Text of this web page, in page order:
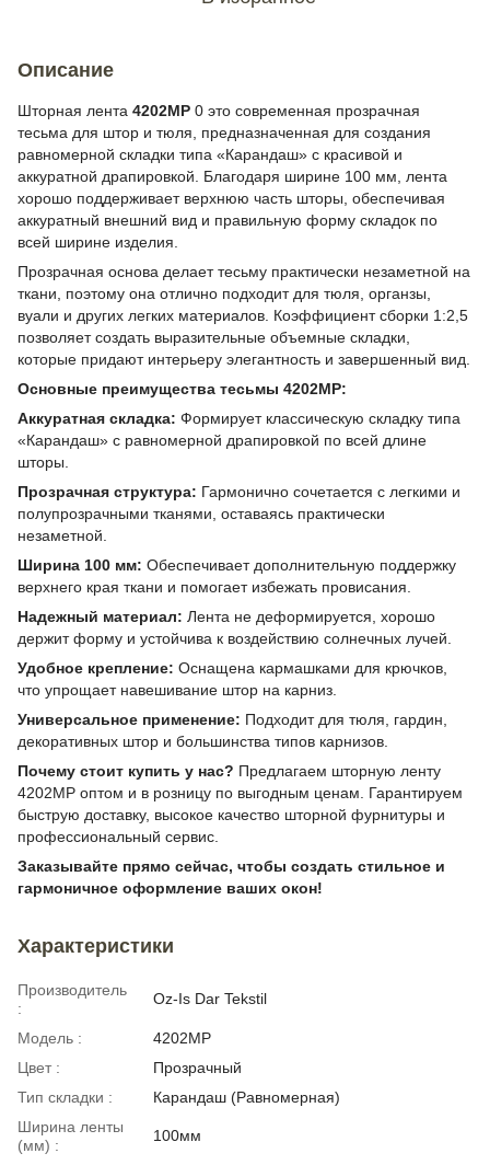
Описание
Шторная лента 4202MP 0 это современная прозрачная
тесьма для штор и тюля, предназначенная для создания
равномерной складки типа «Карандаш» с красивой и
аккуратной драпировкой. Благодаря ширине 100 мм, лента
хорошо поддерживает верхнюю часть шторы, обеспечивая
аккуратный внешний вид и правильную форму складок по
всей ширине изделия.
Прозрачная основа делает тесьму практически незаметной на
ткани, поэтому она отлично подходит для тюля, органзы,
вуали и других легких материалов. Коэффициент сборки 1:2,5
позволяет создать выразительные объемные складки,
которые придают интерьеру элегантность и завершенный вид.
Основные преимущества тесьмы 4202MP:
Аккуратная складка: Формирует классическую складку типа
«Карандаш» с равномерной драпировкой по всей длине
шторы.
Прозрачная структура: Гармонично сочетается с легкими и
полупрозрачными тканями, оставаясь практически
незаметной.
Ширина 100 мм: Обеспечивает дополнительную поддержку
верхнего края ткани и помогает избежать провисания.
Надежный материал: Лента не деформируется, хорошо
держит форму и устойчива к воздействию солнечных лучей.
Удобное крепление: Оснащена кармашками для крючков,
что упрощает навешивание штор на карниз.
Универсальное применение: Подходит для тюля, гардин,
декоративных штор и большинства типов карнизов.
Почему стоит купить у нас? Предлагаем шторную ленту
4202MP оптом и в розницу по выгодным ценам. Гарантируем
быструю доставку, высокое качество шторной фурнитуры и
профессиональный сервис.
Заказывайте прямо сейчас, чтобы создать стильное и
гармоничное оформление ваших окон!
Характеристики
Производитель
:
Oz-Is Dar Tekstil
Модель :
4202МР
Цвет :
Прозрачный
Тип складки :
Карандаш (Равномерная)
Ширина ленты
(мм) :
100мм